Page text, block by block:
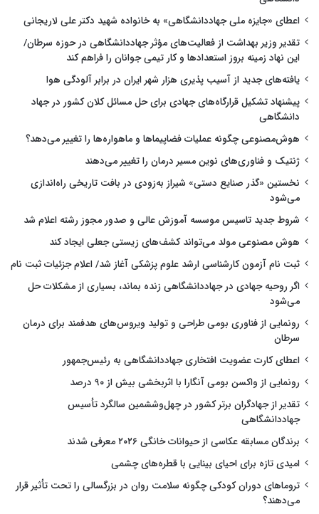
اعطای «جایزه ملی جهاددانشگاهی» به خانواده شهید دکتر علی لاریجانی
تقدیر وزیر بهداشت از فعالیت‌های مؤثر جهاددانشگاهی در حوزه سرطان/
این نهاد زمینه بروز استعدادها و کار تیمی جوانان را فراهم کند
یافته‌های جدید از آسیب پذیری هزار شهر ایران در برابر آلودگی هوا
پیشنهاد تشکیل قرارگاه‌های جهادی برای حل مسائل کلان کشور در جهاد
دانشگاهی
هوش‌مصنوعی چگونه عملیات فضاپیماها و ماهواره‌ها را تغییر می‌دهد؟
ژنتیک و فناوری‌های نوین مسیر درمان را تغییر می‌دهند
نخستین «گذر صنایع دستی» شیراز به‌زودی در بافت تاریخی راه‌اندازی
می‌شود
شروط جدید تاسیس موسسه آموزش عالی و صدور مجوز رشته اعلام شد
هوش مصنوعی مولد می‌تواند کشف‌های زیستی جعلی ایجاد کند
ثبت نام آزمون کارشناسی ارشد علوم پزشکی آغاز شد/ اعلام جزئیات ثبت نام
اگر روحیه جهادی در جهاددانشگاهی زنده بماند، بسیاری از مشکلات حل
می‌شود
رونمایی از فناوری بومی طراحی و تولید ویروس‌های هدفمند برای درمان
سرطان
اعطای کارت عضویت افتخاری جهاددانشگاهی به رئیس‌جمهور
رونمایی از واکسن بومی آنگارا با اثربخشی بیش از ۹۰ درصد
تقدیر از جهادگران برتر کشور در چهل‌وششمین سالگرد تأسیس
جهاددانشگاهی
برندگان مسابقه عکاسی از حیوانات خانگی ۲۰۲۶ معرفی شدند
امیدی تازه برای احیای بینایی با قطره‌های چشمی
تروماهای دوران کودکی چگونه سلامت روان در بزرگسالی را تحت تأثیر قرار
می‌دهند؟